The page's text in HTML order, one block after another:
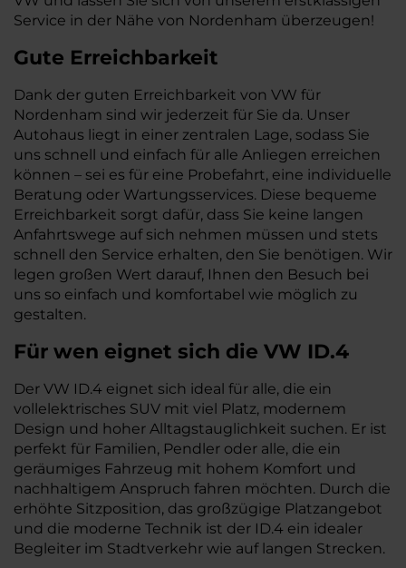
Service in der Nähe von Nordenham überzeugen!
Gute Erreichbarkeit
Dank der guten Erreichbarkeit von VW für
Nordenham sind wir jederzeit für Sie da. Unser
Autohaus liegt in einer zentralen Lage, sodass Sie
uns schnell und einfach für alle Anliegen erreichen
können – sei es für eine Probefahrt, eine individuelle
Beratung oder Wartungsservices. Diese bequeme
Erreichbarkeit sorgt dafür, dass Sie keine langen
Anfahrtswege auf sich nehmen müssen und stets
schnell den Service erhalten, den Sie benötigen. Wir
legen großen Wert darauf, Ihnen den Besuch bei
uns so einfach und komfortabel wie möglich zu
gestalten.
Für wen eignet sich die VW ID.4
Der VW ID.4 eignet sich ideal für alle, die ein
vollelektrisches SUV mit viel Platz, modernem
Design und hoher Alltagstauglichkeit suchen. Er ist
perfekt für Familien, Pendler oder alle, die ein
geräumiges Fahrzeug mit hohem Komfort und
nachhaltigem Anspruch fahren möchten. Durch die
erhöhte Sitzposition, das großzügige Platzangebot
und die moderne Technik ist der ID.4 ein idealer
Begleiter im Stadtverkehr wie auf langen Strecken.